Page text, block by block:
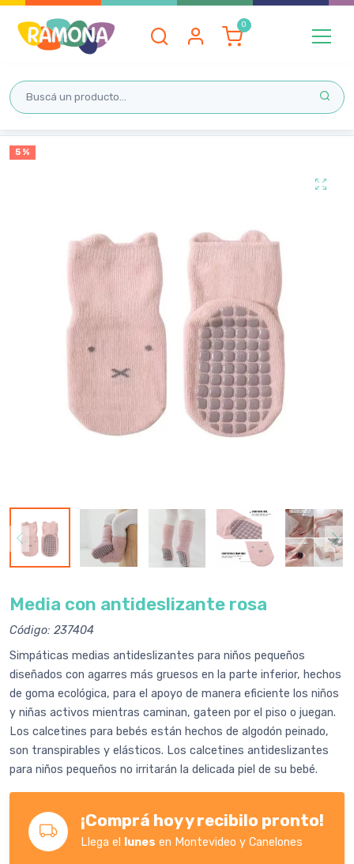
5 %
Media con antideslizante rosa
Código: 237404
Simpáticas medias antideslizantes para niños pequeños
diseñados con agarres más gruesos en la parte inferior, hechos
de goma ecológica, para el apoyo de manera eficiente los niños
y niñas activos mientras caminan, gateen por el piso o juegan.
Los calcetines para bebés están hechos de algodón peinado,
son transpirables y elásticos. Los calcetines antideslizantes
para niños pequeños no irritarán la delicada piel de su bebé.
¡Comprá hoy y recibilo pronto!
Llega el lunes en Montevideo y Canelones